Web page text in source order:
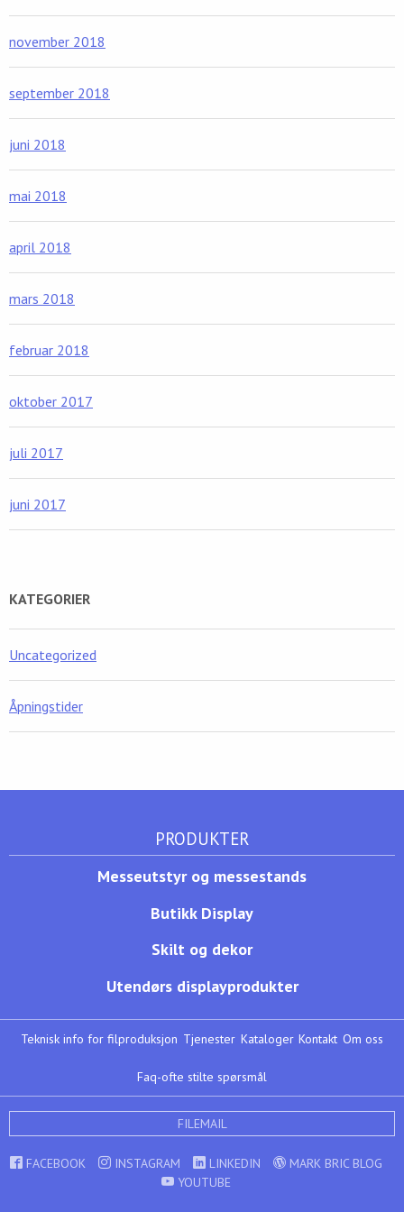
november 2018
september 2018
juni 2018
mai 2018
april 2018
mars 2018
februar 2018
oktober 2017
juli 2017
juni 2017
KATEGORIER
Uncategorized
Åpningstider
PRODUKTER
Messeutstyr og messestands
Butikk Display
Skilt og dekor
Utendørs displayprodukter
Teknisk info for filproduksjon Tjenester Kataloger Kontakt Om oss
Faq-ofte stilte spørsmål
FILEMAIL
FACEBOOK INSTAGRAM LINKEDIN
MARK BRIC BLOG
YOUTUBE